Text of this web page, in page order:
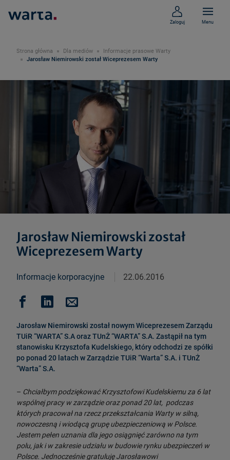
Zaloguj Menu
Strona główna Dla mediów
Informacje prasowe Warty
Jarosław Niemirowski został Wiceprezesem Warty
Informacje korporacyjne 22.06.2016
Jarosław Niemirowski został
Wiceprezesem Warty
Jarosław Niemirowski został nowym Wiceprezesem Zarządu
TUiR “WARTA” S.A oraz TUnŻ “WARTA” S.A. Zastąpił na tym
stanowisku Krzysztofa Kudelskiego, który odchodzi ze spółki
po ponad 20 latach w Zarządzie TUiR “Warta” S.A. i TUnŻ
“Warta” S.A.
– Chciałbym podziękować Krzysztofowi Kudelskiemu za 6 lat
wspólnej pracy w zarządzie oraz ponad 20 lat, podczas
których pracował na rzecz przekształcania Warty w silną,
nowoczesną i wiodącą grupę ubezpieczeniową w Polsce.
Jestem pełen uznania dla jego osiągnięć zarówno na tym
polu, jak i w zakresie udziału w budowie rynku ubezpieczeń w
Polsce. Jednocześnie gratuluję Jarosławowi